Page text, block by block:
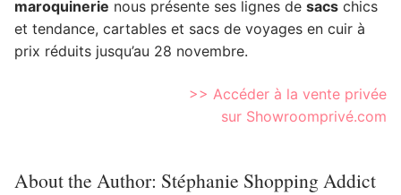
maroquinerie nous présente ses lignes de sacs chics
et tendance, cartables et sacs de voyages en cuir à
prix réduits jusqu’au 28 novembre.
>> Accéder à la vente privée
sur Showroomprivé.com
About the Author: Stéphanie Shopping Addict